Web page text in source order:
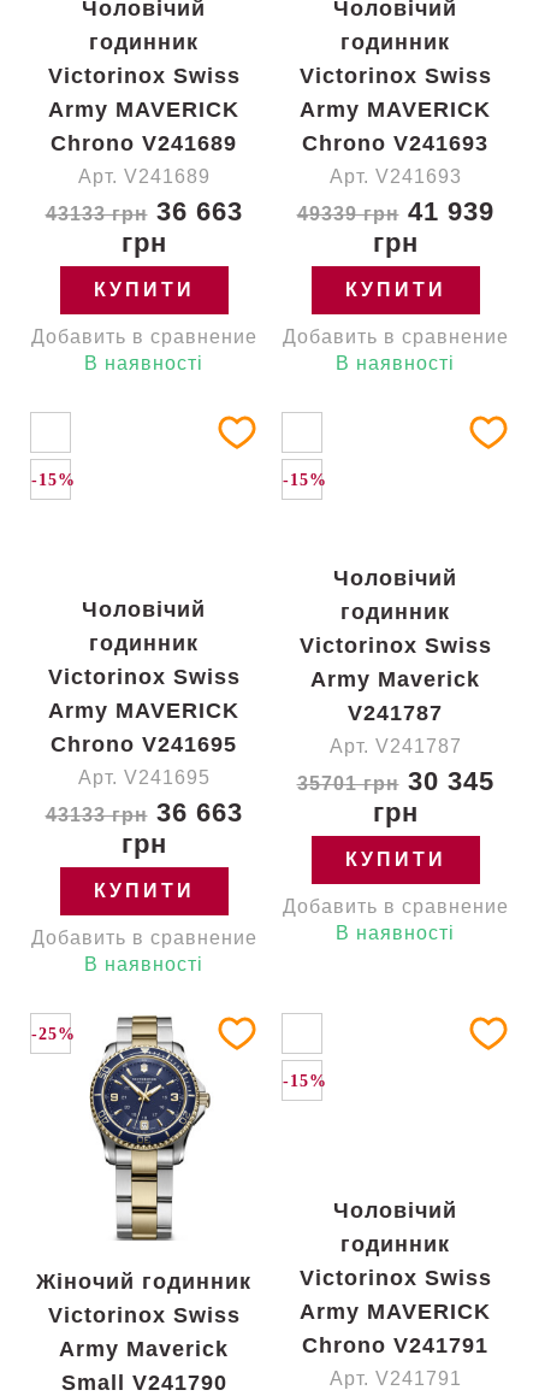
Чоловічий
годинник
Victorinox Swiss
Army MAVERICK
Chrono V241689
Арт. V241689
43133 грн36 663
грн
КУПИТИ
Добавить в сравнение
В наявності
Чоловічий
годинник
Victorinox Swiss
Army MAVERICK
Chrono V241693
Арт. V241693
49339 грн41 939
грн
КУПИТИ
Добавить в сравнение
В наявності
-15%
Чоловічий
годинник
Victorinox Swiss
Army MAVERICK
Chrono V241695
Арт. V241695
43133 грн36 663
грн
КУПИТИ
Добавить в сравнение
В наявності
-15%
Чоловічий
годинник
Victorinox Swiss
Army Maverick
V241787
Арт. V241787
35701 грн30 345
грн
КУПИТИ
Добавить в сравнение
В наявності
-25%
Жіночий годинник
Victorinox Swiss
Army Maverick
Small V241790
-15%
Чоловічий
годинник
Victorinox Swiss
Army MAVERICK
Chrono V241791
Арт. V241791